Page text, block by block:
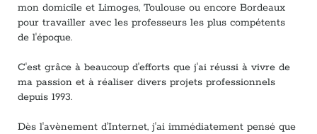
mon domicile et Limoges, Toulouse ou encore Bordeaux
pour travailler avec les professeurs les plus compétents
de l'époque.
C'est grâce à beaucoup d'efforts que j'ai réussi à vivre de
ma passion et à réaliser divers projets professionnels
depuis 1993.
Dès l'avènement d'Internet, j'ai immédiatement pensé que